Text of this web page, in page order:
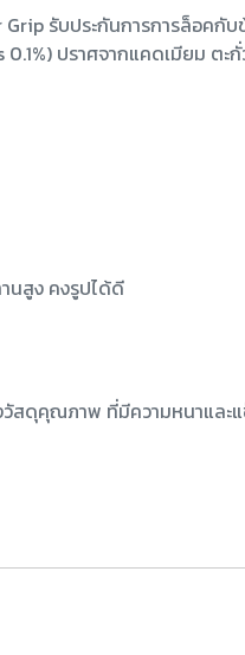
รับประกันการการล็อคกั
ปราศจากแคดเมียม ตะ
นสูง คงรูปได้ดี
สดุคุณภาพ ที่มีความหนาและ